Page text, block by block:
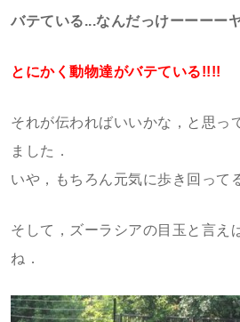
バテている...なんだっけーーーー
とにかく動物達がバテている!!!!
それが伝わればいいかな，と思っ
ました．
いや，もちろん元気に歩き回って
そして，ズーラシアの目玉と言え
ね．